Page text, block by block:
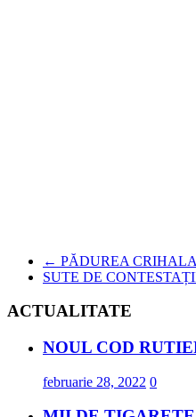
← PĂDUREA
SUTE DE
ACTUALITATE
NOUL COD
februarie 28, 2022 0